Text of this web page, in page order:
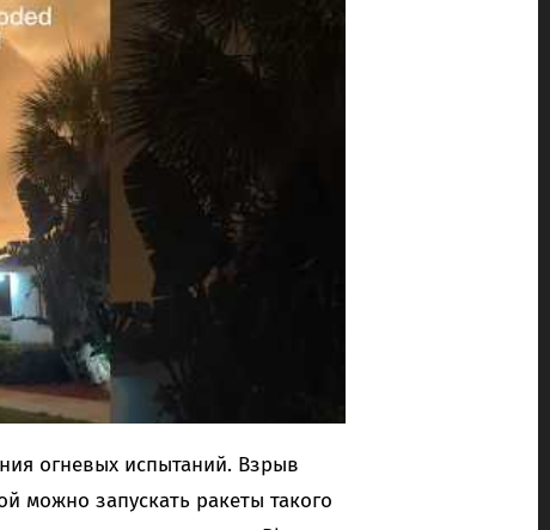
огневых испытаний. Взрыв
можно запускать ракеты такого